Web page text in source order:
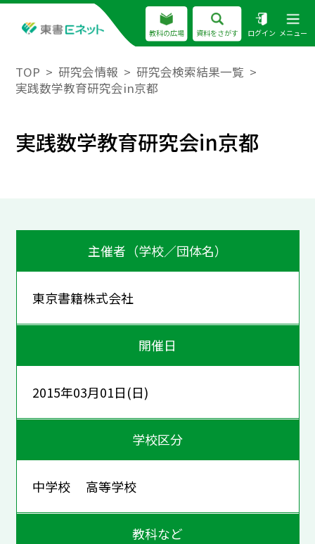
教科の広場 資料をさがす ログイン メニュー
TOP 研究会情報
研究会検索結果一覧
実践数学教育研究会in京都
実践数学教育研究会in京都
主催者（学校／団体名）
東京書籍株式会社
開催日
2015年03月01日(日)
学校区分
中学校 高等学校
教科など